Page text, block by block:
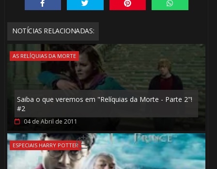
NOTÍCIAS RELACIONADAS:
AS RELÍQUIAS DA MORTE
Saiba o que veremos em "Relíquias da Morte - Parte 2"!
#2
04 de Abril de 2011
ESPECIAIS HARRY POTTER
1️⃣ 8️⃣